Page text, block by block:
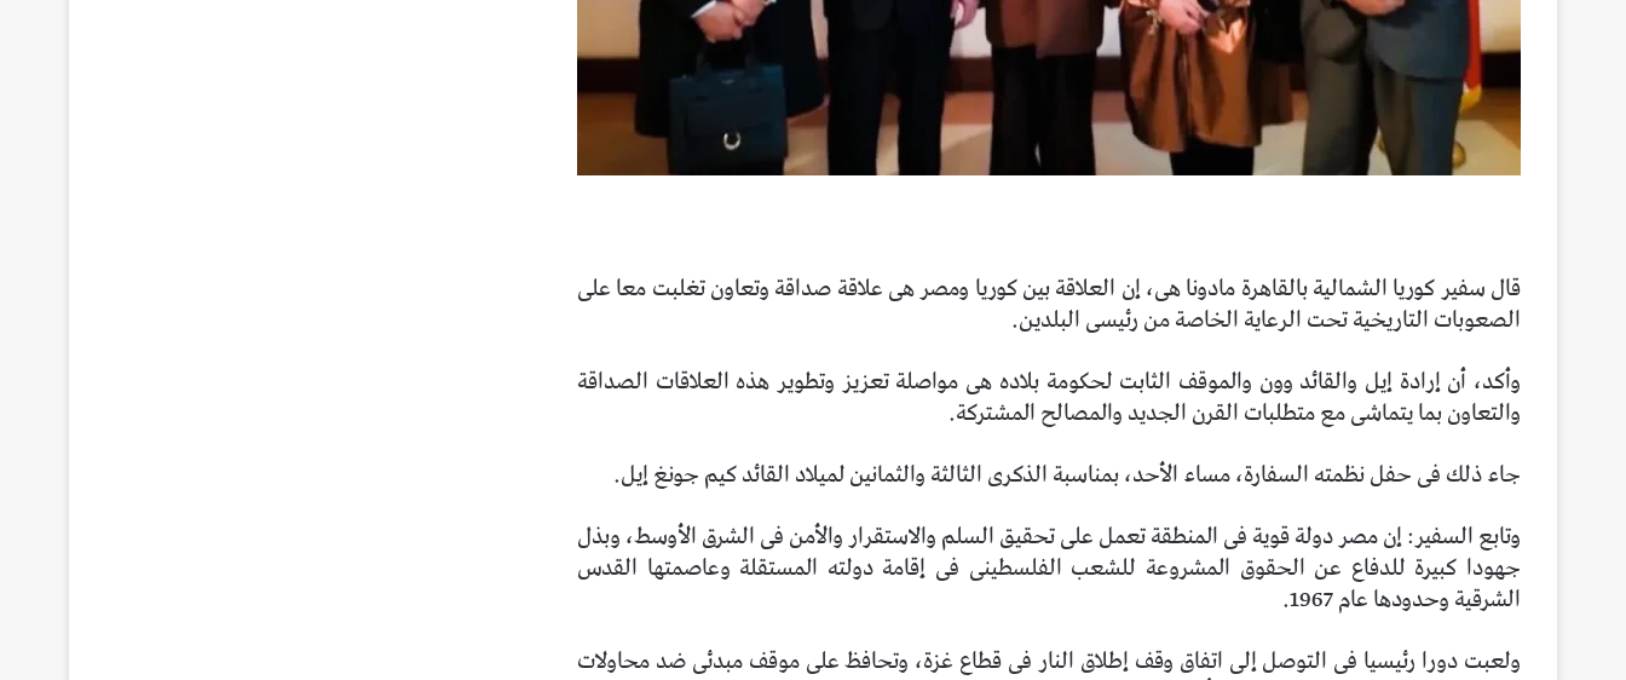
قال سفير كوريا الشمالية بالقاهرة مادونا هى، إن العلاقة بين كوريا ومصر هى علاقة صداقة وتعاون تغلبت معا على
الصعوبات التاريخية تحت الرعاية الخاصة من رئيسى البلدين.
وأكد، أن إرادة إيل والقائد وون والموقف الثابت لحكومة بلاده هى مواصلة تعزيز وتطوير هذه العلاقات الصداقة
والتعاون بما يتماشى مع متطلبات القرن الجديد والمصالح المشتركة.
جاء ذلك فى حفل نظمته السفارة، مساء الأحد، بمناسبة الذكرى الثالثة والثمانين لميلاد القائد كيم جونغ إيل.
وتابع السفير: إن مصر دولة قوية فى المنطقة تعمل على تحقيق السلم والاستقرار والأمن فى الشرق الأوسط، وبذل
جهودا كبيرة للدفاع عن الحقوق المشروعة للشعب الفلسطينى فى إقامة دولته المستقلة وعاصمتها القدس
الشرقية وحدودها عام 1967.
ولعبت دورا رئيسيا فى التوصل إلى اتفاق وقف إطلاق النار فى قطاع غزة، وتحافظ على موقف مبدئى ضد محاولات